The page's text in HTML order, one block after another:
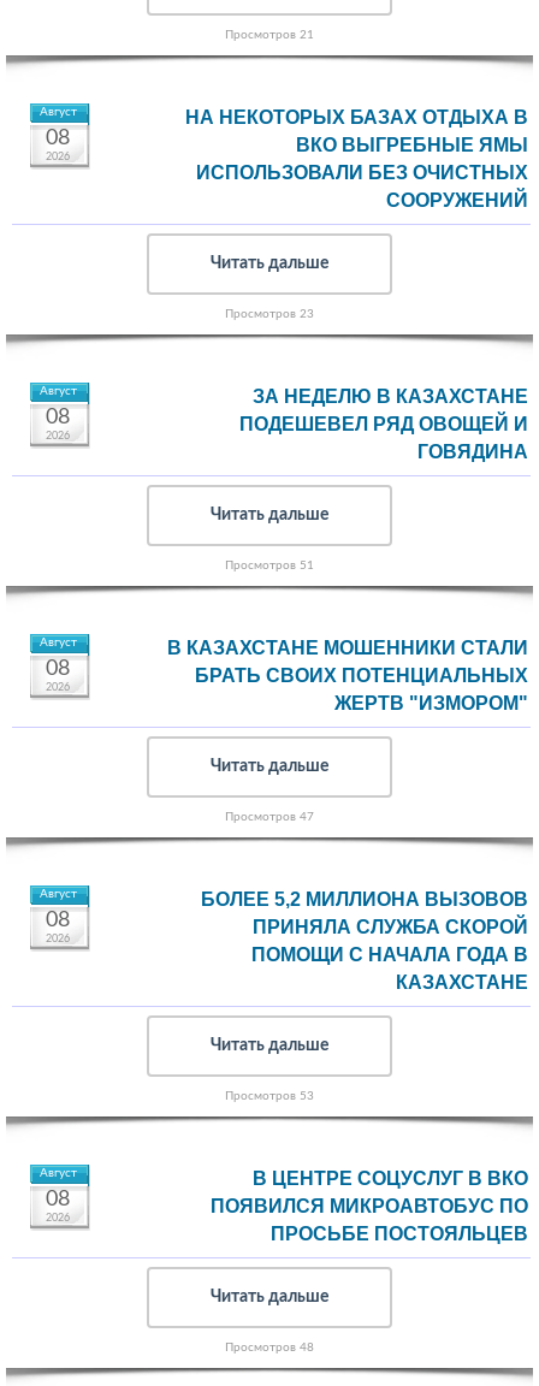
Просмотров 21
Август
08
2026
НА НЕКОТОРЫХ БАЗАХ ОТДЫХА В
ВКО ВЫГРЕБНЫЕ ЯМЫ
ИСПОЛЬЗОВАЛИ БЕЗ ОЧИСТНЫХ
СООРУЖЕНИЙ
Читать дальше
Просмотров 23
Август
08
2026
ЗА НЕДЕЛЮ В КАЗАХСТАНЕ
ПОДЕШЕВЕЛ РЯД ОВОЩЕЙ И
ГОВЯДИНА
Читать дальше
Просмотров 51
Август
08
2026
В КАЗАХСТАНЕ МОШЕННИКИ СТАЛИ
БРАТЬ СВОИХ ПОТЕНЦИАЛЬНЫХ
ЖЕРТВ "ИЗМОРОМ"
Читать дальше
Просмотров 47
Август
08
2026
БОЛЕЕ 5,2 МИЛЛИОНА ВЫЗОВОВ
ПРИНЯЛА СЛУЖБА СКОРОЙ
ПОМОЩИ С НАЧАЛА ГОДА В
КАЗАХСТАНЕ
Читать дальше
Просмотров 53
Август
08
2026
В ЦЕНТРЕ СОЦУСЛУГ В ВКО
ПОЯВИЛСЯ МИКРОАВТОБУС ПО
ПРОСЬБЕ ПОСТОЯЛЬЦЕВ
Читать дальше
Просмотров 48